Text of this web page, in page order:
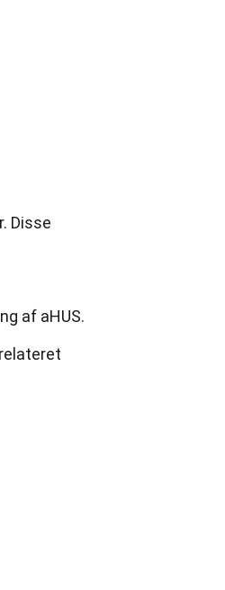
Disse
af aHUS.